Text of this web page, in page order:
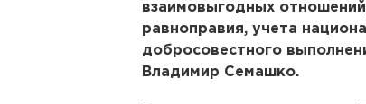
взаимовыгодных
равноправия, учета
добросовестного
Владимир Семашко.